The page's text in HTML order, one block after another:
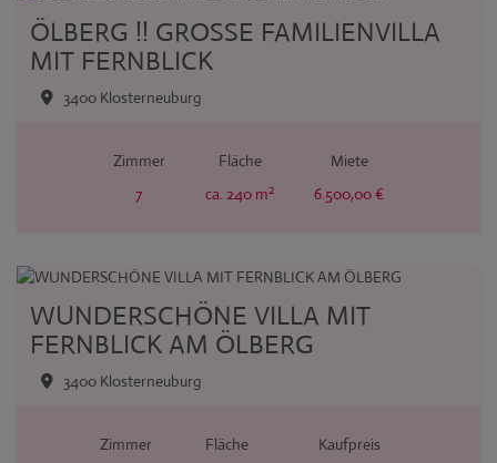
ÖLBERG !! GROSSE FAMILIENVILLA
MIT FERNBLICK
3400 Klosterneuburg
Zimmer
7
Fläche
ca. 240 m2
Miete
6.500,00 €
WUNDERSCHÖNE VILLA MIT
FERNBLICK AM ÖLBERG
3400 Klosterneuburg
Zimmer
Fläche
Kaufpreis